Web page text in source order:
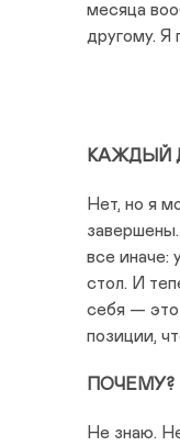
месяца
другому. Я
КАЖДЫЙ
Нет, но я
все иначе:
стол. И
себя —
позиции,
ПОЧЕМУ?
Не знаю.